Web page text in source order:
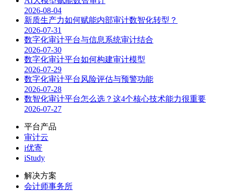
2026-08-04
新质生产力如何赋能内部审计数智化转型？
2026-07-31
数字化审计平台与信息系统审计结合
2026-07-30
数字化审计平台如何构建审计模型
2026-07-29
数字化审计平台风险评估与预警功能
2026-07-28
数智化审计平台怎么选？这4个核心技术能力很重要
2026-07-27
平台产品
审计云
i优寄
iStudy
解决方案
会计师事务所